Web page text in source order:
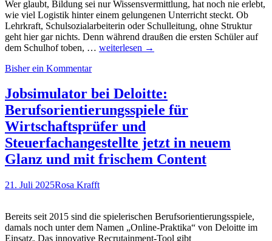
Bird
Ticket
sichern!
Wer glaubt, Bildung sei nur Wissensvermittlung, hat noch nie erlebt,
wie viel Logistik hinter einem gelungenen Unterricht steckt. Ob
Lehrkraft, Schulsozialarbeiterin oder Schulleitung, ohne Struktur
geht hier gar nichts. Denn während draußen die ersten Schüler auf
dem Schulhof toben, … Lehrer?
es
dafür
an
Schlüsselkompetenzen?
Mit
der
CCT
Planungsaufgabe
man
realitätsnah
testen…
weiterlesen →
Bisher ein Kommentar
Jobsimulator bei Deloitte:
Berufsorientierungsspiele für
Wirtschaftsprüfer und
Steuerfachangestellte jetzt in neuem
Glanz und mit frischem Content
21. Juli 2025Rosa Krafft
Bereits seit 2015 sind die spielerischen Berufsorientierungsspiele,
damals noch unter dem Namen „Online-Praktika“ von Deloitte im
Einsatz. Das innovative Recrutainment-Tool gibt